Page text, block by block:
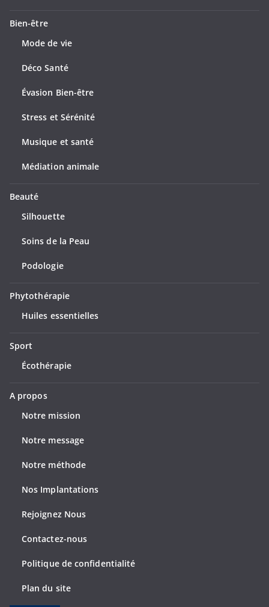
Bien-être
Mode de vie
Déco Santé
Évasion Bien-être
Stress et Sérénité
Musique et santé
Médiation animale
Beauté
Silhouette
Soins de la Peau
Podologie
Phytothérapie
Huiles essentielles
Sport
Écothérapie
A propos
Notre mission
Notre message
Notre méthode
Nos Implantations
Rejoignez Nous
Contactez-nous
Politique de confidentialité
Plan du site